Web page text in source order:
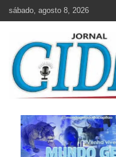
sábado, agosto 8, 2026
Jornal